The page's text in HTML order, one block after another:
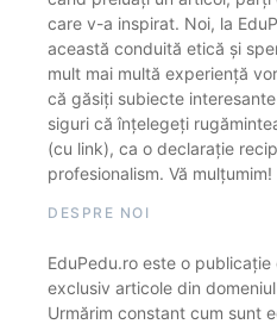
care v-a inspirat. Noi, la
această conduită etică și
mult mai multă experiență
că găsiți subiecte
siguri că înțelegeți
(cu link), ca o declarație
profesionalism. Vă mulțumim!
DESPRE NOI
EduPedu.ro este o
exclusiv articole din
Urmărim constant cum sunt